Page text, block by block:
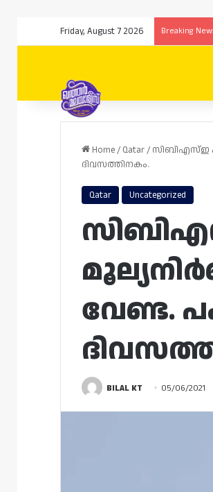
Friday, August 7 2026 Breaking
Home/ Qatar/ സിബിഎസ്ഇ
ദിവസത്തിനകം.
Qatar Uncategorized
വേണ്ട.
BILAL KT 05/06/2021